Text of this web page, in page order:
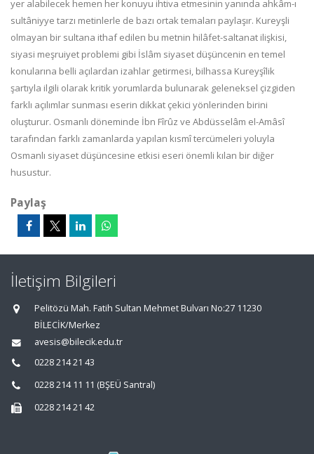
yer alabilecek hemen her konuyu ihtiva etmesinin yanında ahkâm-ı
sultâniyye tarzı metinlerle de bazı ortak temaları paylaşır. Kureyşli
olmayan bir sultana ithaf edilen bu metnin hilâfet-saltanat ilişkisi,
siyasi meşruiyet problemi gibi İslâm siyaset düşüncenin en temel
konularına belli açılardan izahlar getirmesi, bilhassa Kureyşîlik
şartıyla ilgili olarak kritik yorumlarda bulunarak geleneksel çizgiden
farklı açılımlar sunması eserin dikkat çekici yönlerinden birini
oluşturur. Osmanlı döneminde İbn Fîrûz ve Abdüsselâm el-Amâsî
tarafından farklı zamanlarda yapılan kısmî tercümeleri yoluyla
Osmanlı siyaset düşüncesine etkisi eseri önemli kılan bir diğer
husustur.
Paylaş
İletişim Bilgileri
Pelitözü Mah. Fatih Sultan Mehmet Bulvarı No:27 11230
BİLECİK/Merkez
avesis@bilecik.edu.tr
0228 214 21 43
0228 214 11 11 (BŞEÜ Santral)
0228 214 21 42